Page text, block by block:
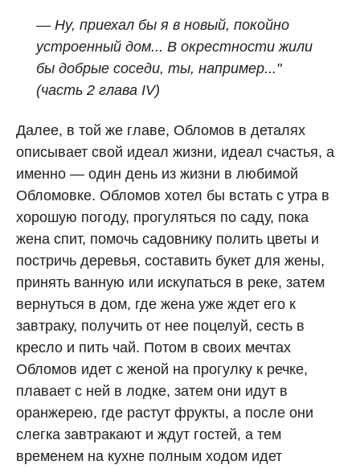
— Ну, приехал бы я в новый, покойно
устроенный дом... В окрестности жили
бы добрые соседи, ты, например..."
(часть 2 глава IV)
Далее, в той же главе, Обломов в деталях
описывает свой идеал жизни, идеал счастья, а
именно — один день из жизни в любимой
Обломовке. Обломов хотел бы встать с утра в
хорошую погоду, прогуляться по саду, пока
жена спит, помочь садовнику полить цветы и
постричь деревья, составить букет для жены,
принять ванную или искупаться в реке, затем
вернуться в дом, где жена уже ждет его к
завтраку, получить от нее поцелуй, сесть в
кресло и пить чай. Потом в своих мечтах
Обломов идет с женой на прогулку к речке,
плавает с ней в лодке, затем они идут в
оранжерею, где растут фрукты, а после они
слегка завтракают и ждут гостей, а тем
временем на кухне полным ходом идет